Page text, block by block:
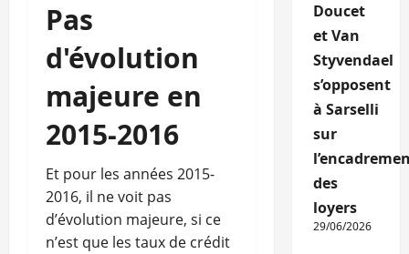
Pas
d'évolution
majeure en
2015-2016
Et pour les années 2015-
2016, il ne voit pas
d’évolution majeure, si ce
n’est que les taux de crédit
Doucet
et Van
Styvendael
s’opposent
à Sarselli
sur
des
loyers
29/06/2026